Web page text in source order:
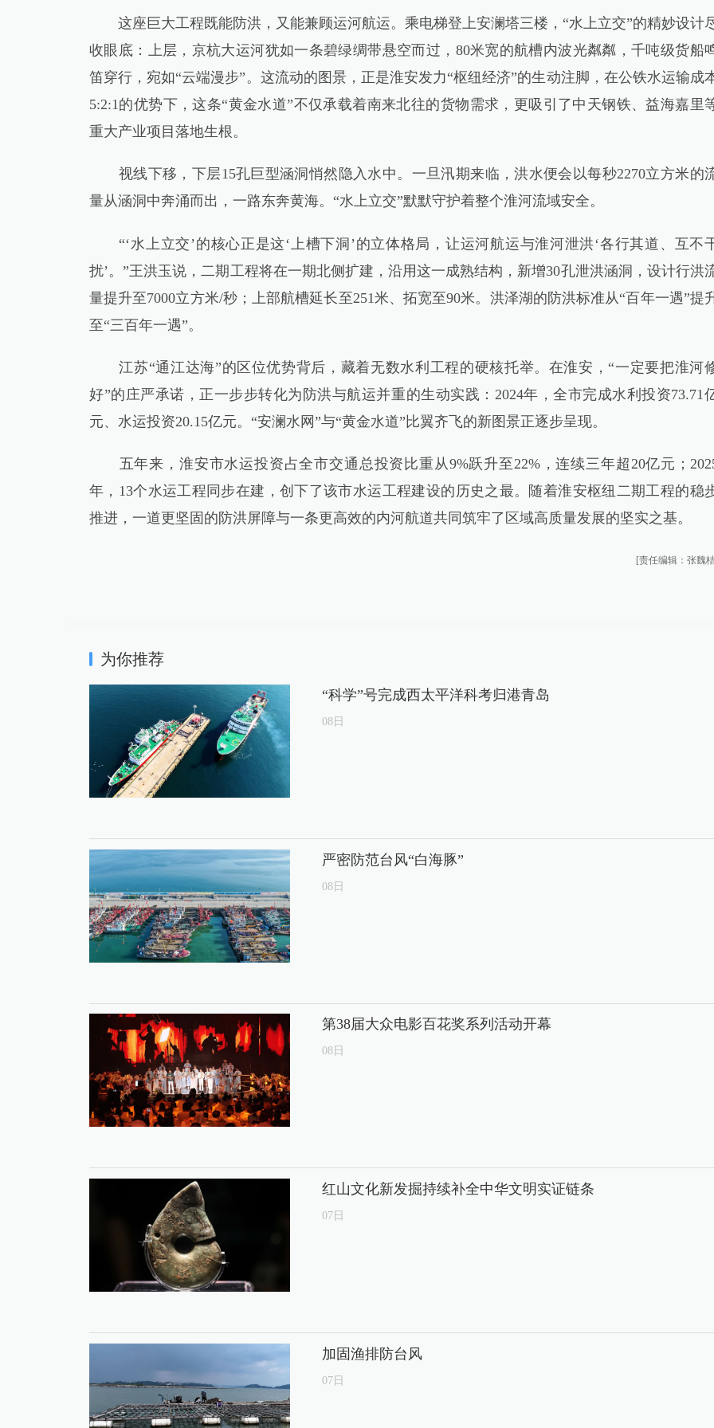
这座巨大工程既能防洪，又能兼顾运河航运。乘电梯登上安澜塔三楼，“水上立交”的精妙设计
收眼底：上层，京杭大运河犹如一条碧绿绸带悬空而过，80米宽的航槽内波光粼粼，千吨级货船
笛穿行，宛如“云端漫步”。这流动的图景，正是淮安发力“枢纽经济”的生动注脚，在公铁水运输成
5:2:1的优势下，这条“黄金水道”不仅承载着南来北往的货物需求，更吸引了中天钢铁、益海嘉里
重大产业项目落地生根。
视线下移，下层15孔巨型涵洞悄然隐入水中。一旦汛期来临，洪水便会以每秒2270立方米的
量从涵洞中奔涌而出，一路东奔黄海。“水上立交”默默守护着整个淮河流域安全。
“‘水上立交’的核心正是这‘上槽下洞’的立体格局，让运河航运与淮河泄洪‘各行其道、互不
扰’。”王洪玉说，二期工程将在一期北侧扩建，沿用这一成熟结构，新增30孔泄洪涵洞，设计行洪
量提升至7000立方米/秒；上部航槽延长至251米、拓宽至90米。洪泽湖的防洪标准从“百年一遇”提
至“三百年一遇”。
江苏“通江达海”的区位优势背后，藏着无数水利工程的硬核托举。在淮安，“一定要把淮河
好”的庄严承诺，正一步步转化为防洪与航运并重的生动实践：2024年，全市完成水利投资73.71
元、水运投资20.15亿元。“安澜水网”与“黄金水道”比翼齐飞的新图景正逐步呈现。
五年来，淮安市水运投资占全市交通总投资比重从9%跃升至22%，连续三年超20亿元；
年，13个水运工程同步在建，创下了该市水运工程建设的历史之最。随着淮安枢纽二期工程的稳
推进，一道更坚固的防洪屏障与一条更高效的内河航道共同筑牢了区域高质量发展的坚实之基。
[责任编辑：张魏
为你推荐
“科学”号完成西太平洋科考归港青岛
08日
严密防范台风“白海豚”
08日
第38届大众电影百花奖系列活动开幕
08日
红山文化新发掘持续补全中华文明实证链条
07日
加固渔排防台风
07日